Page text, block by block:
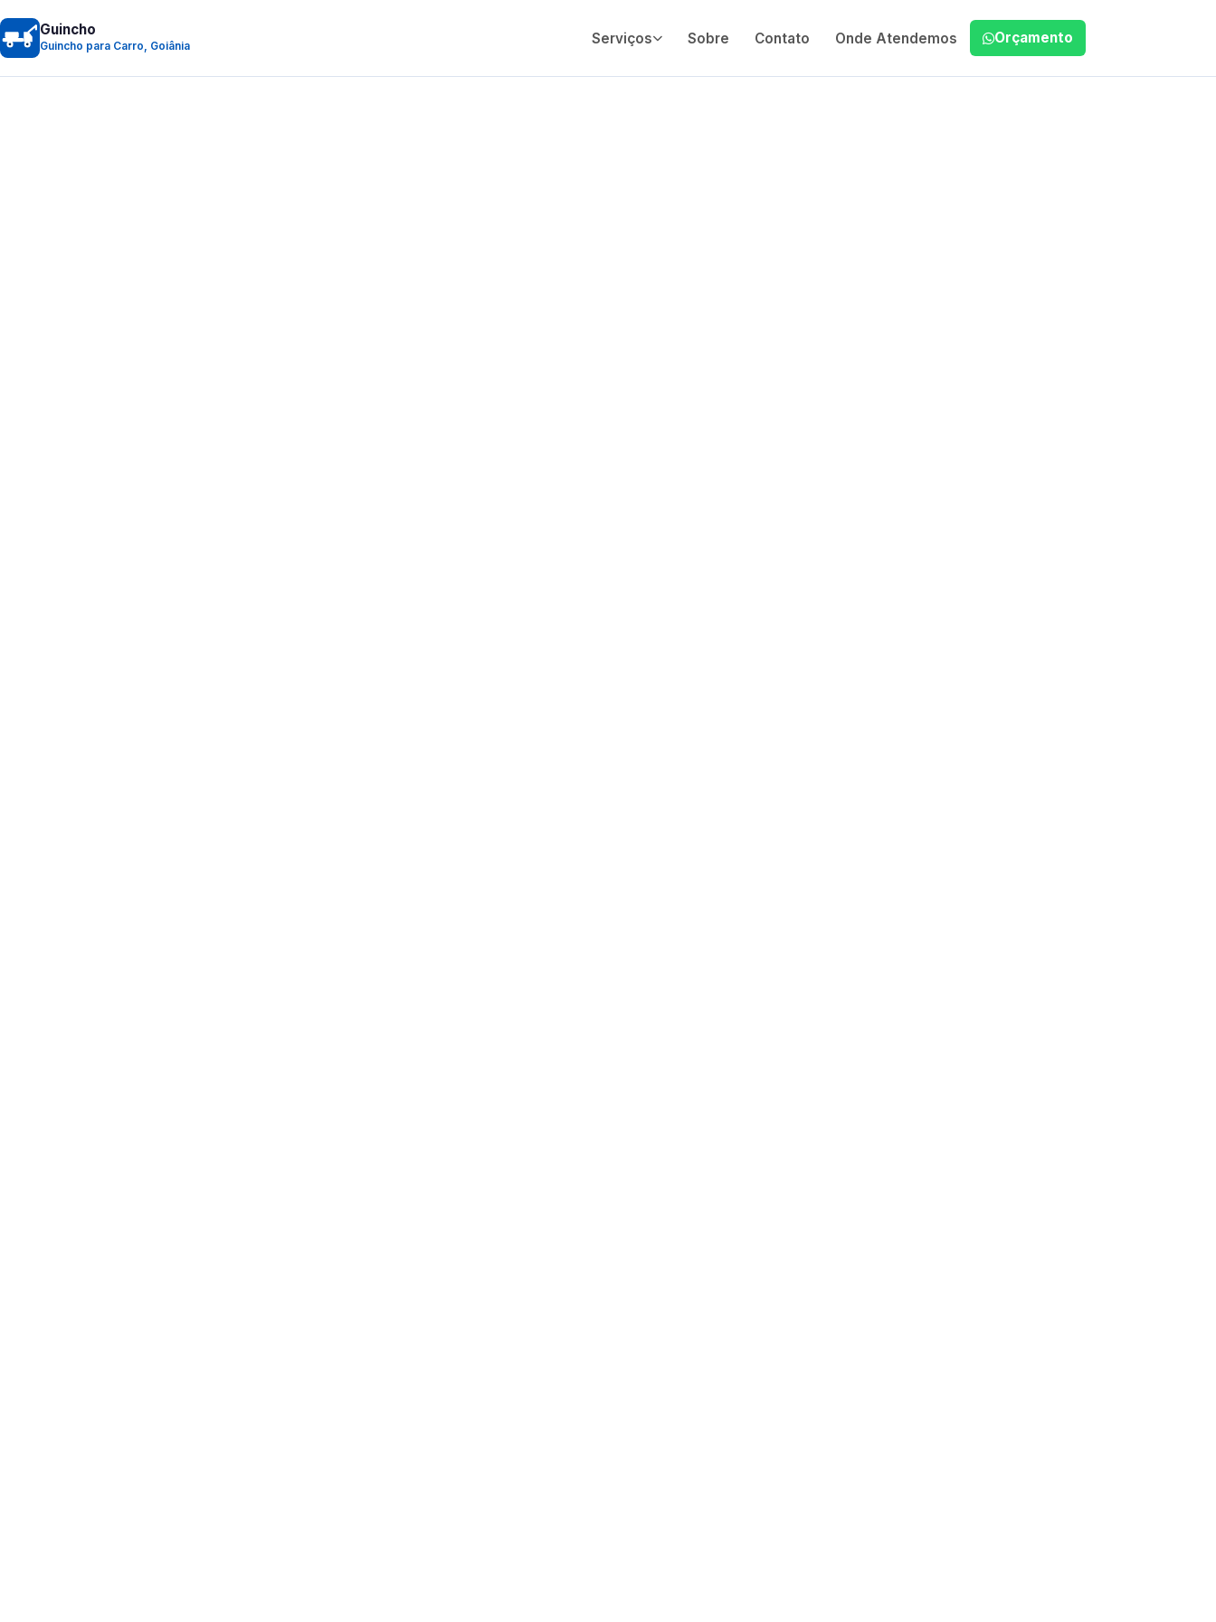
Guincho
Guincho para Carro, Goiânia Serviços Sobre Contato Onde Atendemos Orçamento